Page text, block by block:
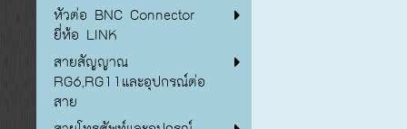
หัวต่อ BNC Connector
ยี่ห้อ LINK
สายสัญญาณ
RG6,RG11และอุปกรณ์ต่อ
สาย